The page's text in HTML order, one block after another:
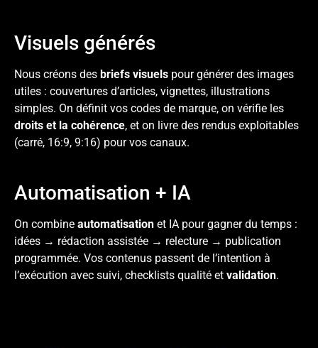
Visuels générés
Nous créons des briefs visuels pour générer des images
utiles : couvertures d’articles, vignettes, illustrations
simples. On définit vos codes de marque, on vérifie les
droits et la cohérence, et on livre des rendus exploitables
(carré, 16:9, 9:16) pour vos canaux.
Automatisation + IA
On combine automatisation et IA pourgagner du temps :
idées → rédaction assistée → relecture → publication
programmée. Vos contenus passent de l’intention à
l’exécution avec suivi, checklists qualité et validation.